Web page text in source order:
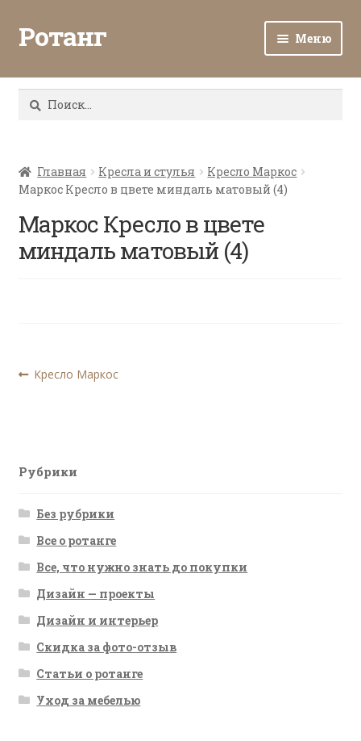
Ротанг Меню
Каталог
Все о ротанге
Ротанг оптом
Найти:
Главная Кресла и стулья
Кресло Маркос
Маркос Кресло в цвете миндаль матовый (4)
Маркос Кресло в цвете
миндаль матовый (4)
Навигация
Предыдущая
Кресло Маркос
Рубрики
Без рубрики
Все о ротанге
Все, что нужно знать до покупки
Дизайн — проекты
Дизайн и интерьер
Скидка за фото-отзыв
Статьи о ротанге
Уход за мебелью